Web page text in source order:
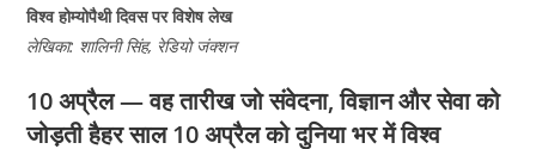
विश्व होम्योपैथी दिवस पर विशेष लेख
लेखिका: शालिनी सिंह, रेडियो जंक्शन
10 अप्रैल — वह तारीख जो संवेदना, विज्ञान और सेवा को
जोड़ती हैहर साल 10 अप्रैल को दुनिया भर में विश्व